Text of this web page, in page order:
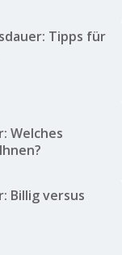
Tipps für
Welches
Billig versus